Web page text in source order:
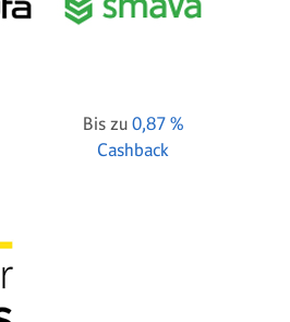
Bis zu 0,87 %
Cashback